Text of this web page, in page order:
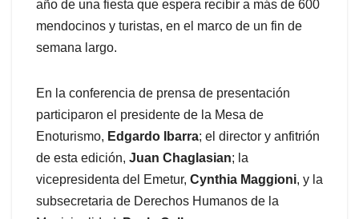
año de una fiesta que espera recibir a más de 600
mendocinos y turistas, en el marco de un fin de
semana largo.
En la conferencia de prensa de presentación
participaron el presidente de la Mesa de
Enoturismo, Edgardo Ibarra; el director y anfitrión
de esta edición, Juan Chaglasian; la
vicepresidenta del Emetur, Cynthia Maggioni, y la
subsecretaria de Derechos Humanos de la